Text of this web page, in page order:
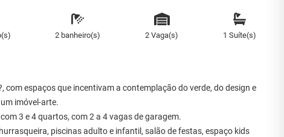
2 banheiro(s) 2 Vaga(s) 1 Suíte(s)
com espaços que incentivam a contemplação do verde, do design e
imóvel-arte.
3 e 4 quartos, com 2 a 4 vagas de garagem.
piscinas adulto e infantil, salão de festas, espaço kids